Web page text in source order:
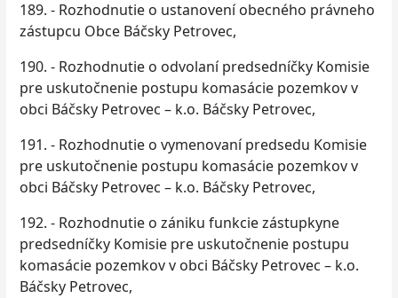
189. - Rozhodnutie o ustanovení obecného právneho
zástupcu Obce Báčsky Petrovec,
190. - Rozhodnutie o odvolaní predsedníčky Komisie
pre uskutočnenie postupu komasácie pozemkov v
obci Báčsky Petrovec – k.o. Báčsky Petrovec,
191. - Rozhodnutie o vymenovaní predsedu Komisie
pre uskutočnenie postupu komasácie pozemkov v
obci Báčsky Petrovec – k.o. Báčsky Petrovec,
192. - Rozhodnutie o zániku funkcie zástupkyne
predsedníčky Komisie pre uskutočnenie postupu
komasácie pozemkov v obci Báčsky Petrovec – k.o.
Báčsky Petrovec,